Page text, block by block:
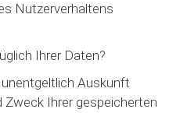
Nutzerverhaltens
Ihrer Daten?
Auskunft
Zweck Ihrer gespeicherten